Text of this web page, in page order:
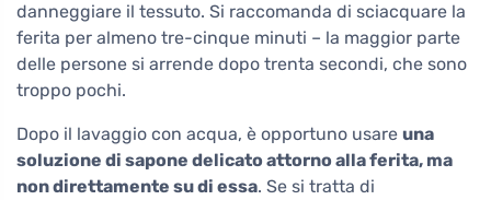
danneggiare il tessuto. Si raccomanda di sciacquare la
ferita per almeno tre-cinque minuti – la maggior parte
delle persone si arrende dopo trenta secondi, che sono
troppo pochi.
Dopo il lavaggio con acqua, è opportuno usare una
soluzione di sapone delicato attorno alla ferita, ma
non direttamente su di essa. Se si tratta di